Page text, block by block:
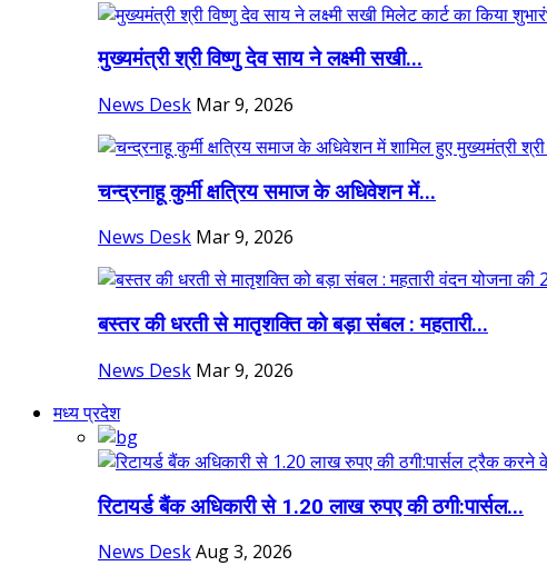
मुख्यमंत्री श्री विष्णु देव साय ने लक्ष्मी सखी...
News Desk Mar 9, 2026
चन्द्रनाहू कुर्मी क्षत्रिय समाज के अधिवेशन में...
News Desk Mar 9, 2026
बस्तर की धरती से मातृशक्ति को बड़ा संबल : महतारी...
News Desk Mar 9, 2026
मध्य प्रदेश
रिटायर्ड बैंक अधिकारी से 1.20 लाख रुपए की ठगी:पार्सल...
News DeskAug 3, 2026